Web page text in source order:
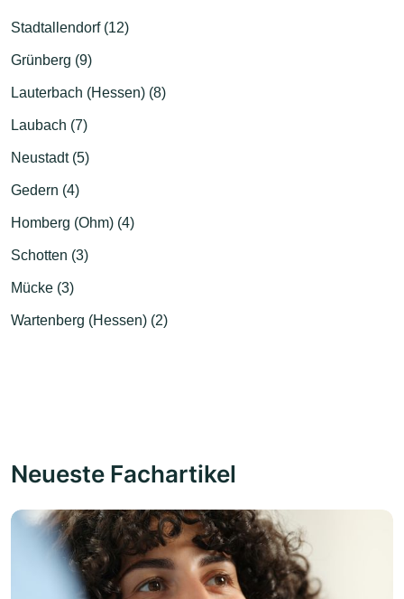
Stadtallendorf (12)
Grünberg (9)
Lauterbach (Hessen) (8)
Laubach (7)
Neustadt (5)
Gedern (4)
Homberg (Ohm) (4)
Schotten (3)
Mücke (3)
Wartenberg (Hessen) (2)
Neueste Fachartikel